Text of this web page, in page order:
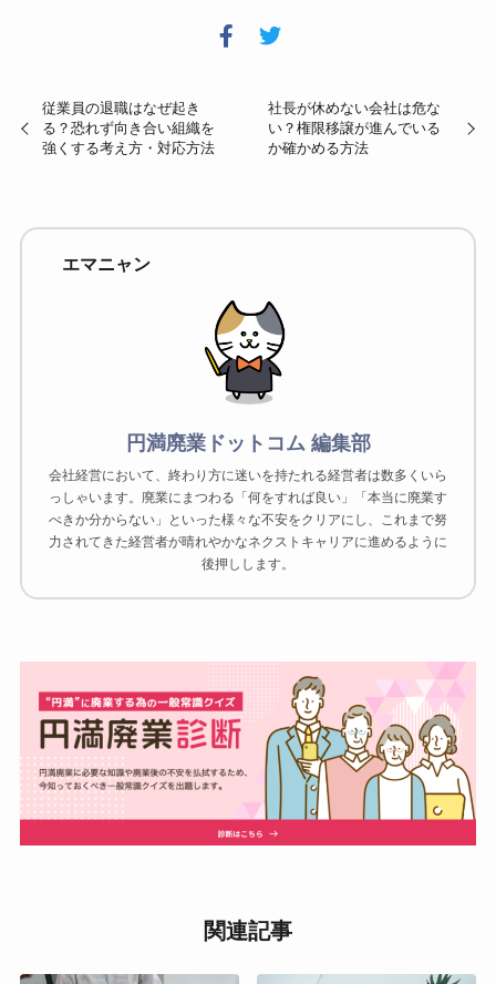
従業員の退職はなぜ起き
る？恐れず向き合い組織を
強くする考え方・対応方法
社長が休めない会社は危な
い？権限移譲が進んでいる
か確かめる方法
エマニャン
円満廃業ドットコム 編集部
会社経営において、終わり方に迷いを持たれる経営者は数多くいら
っしゃいます。廃業にまつわる「何をすれば良い」「本当に廃業す
べきか分からない」といった様々な不安をクリアにし、これまで努
力されてきた経営者が晴れやかなネクストキャリアに進めるように
後押しします。
関連記事